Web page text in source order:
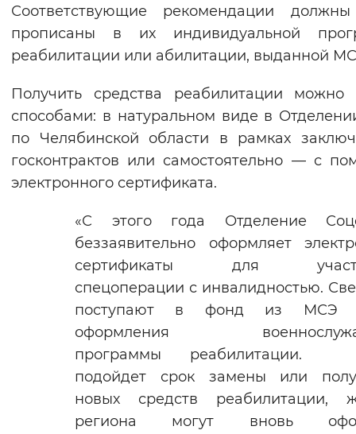
Соответствующие рекомендации
прописаны в их индивидуальной
реабилитации или абилитации, выданной
Получить средства реабилитации можно
способами: в натуральном виде в
по Челябинской области в рамках
госконтрактов или самостоятельно — с
электронного сертификата.
«С этого года Отделение
беззаявительно оформляет
сертификаты для
спецоперации с инвалидностью.
поступают в фонд из МСЭ
оформления
программы реабилитации.
подойдет срок замены или
новых средств реабилитации,
региона могут вновь